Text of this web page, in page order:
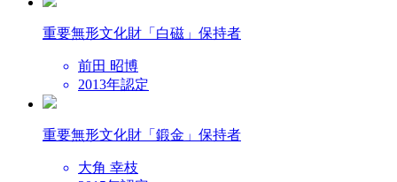
重要無形文化財 「白磁」保持者
前田 昭博
2013年認定
重要無形文化財 「鍛金」保持者
大角 幸枝